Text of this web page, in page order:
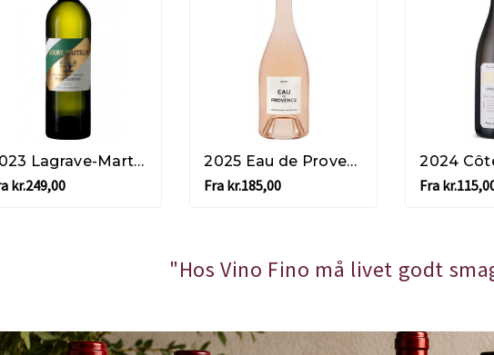
2023 Lagrave-Martillac Blanc - Pessac-Leognan
kr.249,00
2025 Eau de Provence Rosé - Côtes de Provence
Fra kr.185,00 Fra
"Hos Vino Fino må livet godt